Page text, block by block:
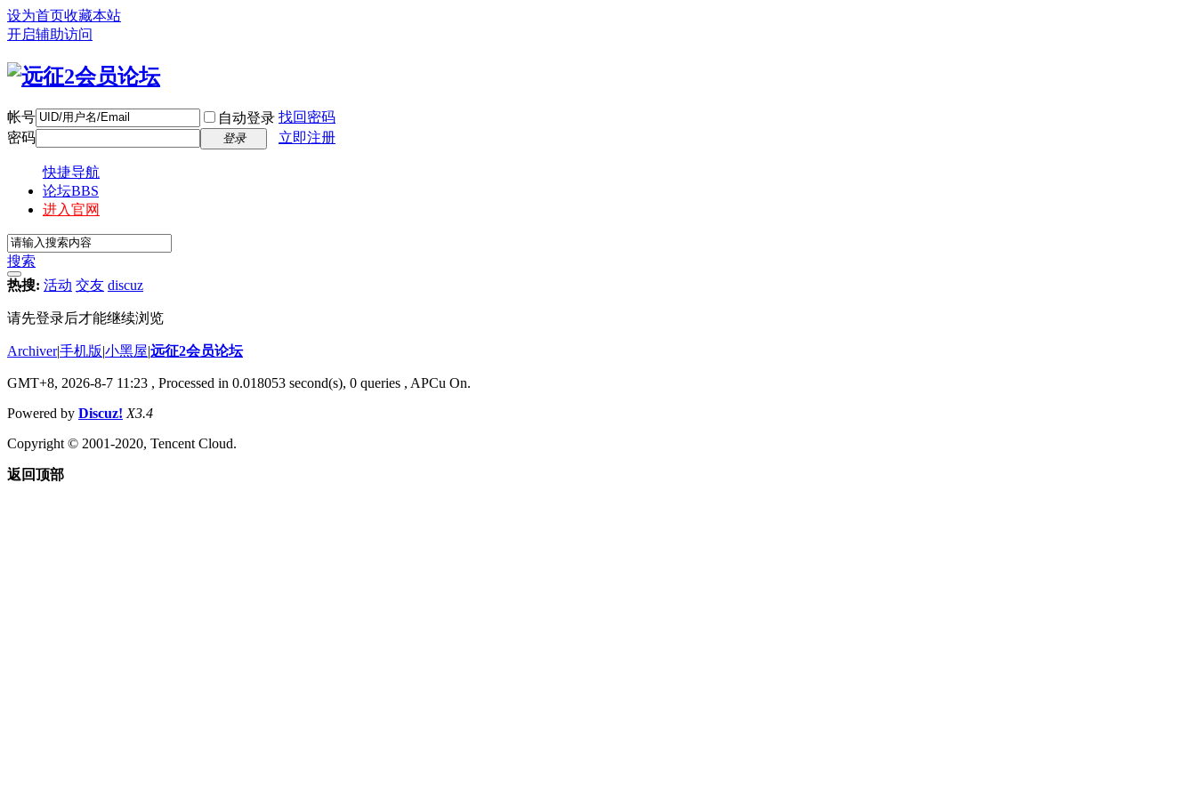
设为首页收藏本站
开启辅助访问
帐号 自动登录 找回密码
密码
登录 立即注册
快捷导航
论坛BBS
进入官网
搜索
热搜: 活动 交友 discuz
请先登录后才能继续浏览
Archiver|手机版|小黑屋|远征2会员论坛
GMT+8, 2026-8-7 11:23 , Processed in 0.018053 second(s), 0 queries , APCu On.
Powered by Discuz! X3.4
Copyright © 2001-2020, Tencent Cloud.
返回顶部